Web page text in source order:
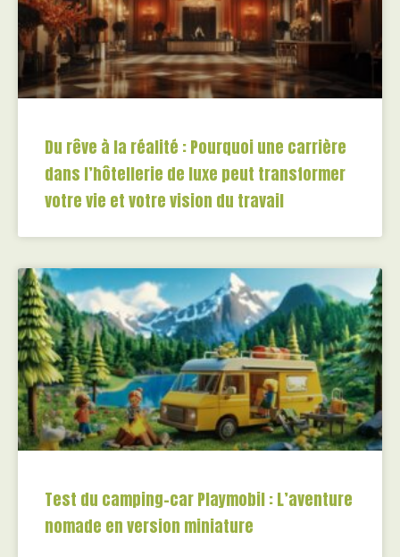
Du rêve à la réalité : Pourquoi une carrière
dans l’hôtellerie de luxe peut transformer
votre vie et votre vision du travail
Test du camping-car Playmobil : L’aventure
nomade en version miniature